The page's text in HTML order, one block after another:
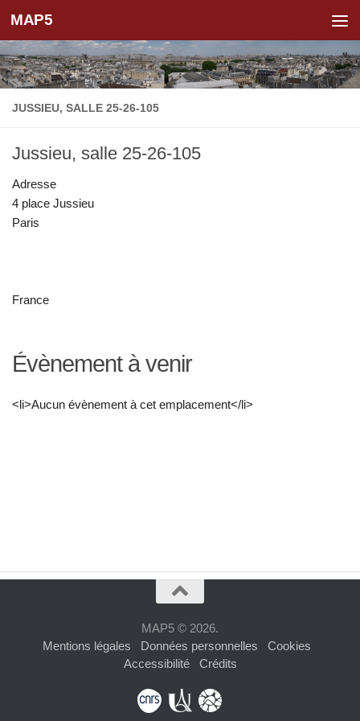
Skip to content
MAP5
JUSSIEU, SALLE 25-26-105
Jussieu, salle 25-26-105
Adresse
4 place Jussieu
Paris
France
Évènement à venir
<li>Aucun évènement à cet emplacement</li>
MAP5 © 2026.
Mentions légales
Données personnelles
Cookies
Accessibilité
Crédits